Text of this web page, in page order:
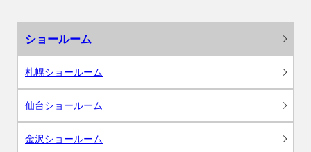
ショールーム
札幌ショールーム
仙台ショールーム
金沢ショールーム